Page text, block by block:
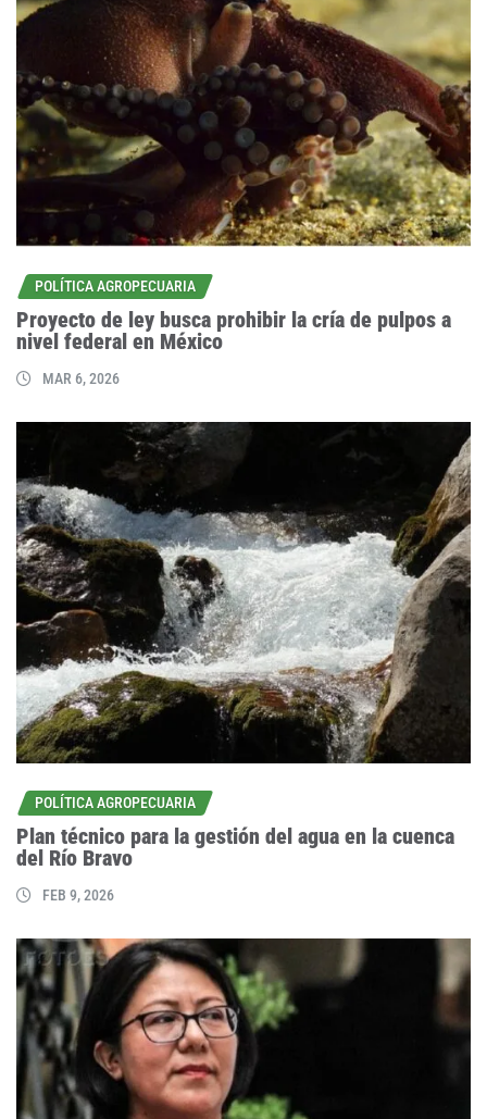
POLÍTICA AGROPECUARIA
Proyecto de ley busca prohibir la cría de pulpos a
nivel federal en México
MAR 6, 2026
POLÍTICA AGROPECUARIA
Plan técnico para la gestión del agua en la cuenca
del Río Bravo
FEB 9, 2026